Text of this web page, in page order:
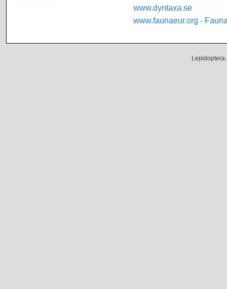
www.dyntaxa.se
www.faunaeur.org -